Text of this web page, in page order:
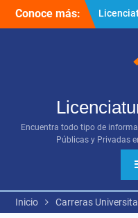
Conoce más:
¿Cómo
Encuentra todo tipo de
Públicas y Privadas
Inicio Carreras